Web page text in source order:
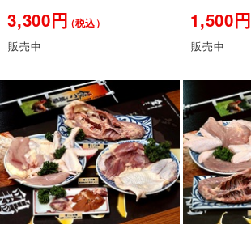
3,300円 （税込）
販売中
1,500円
販売中